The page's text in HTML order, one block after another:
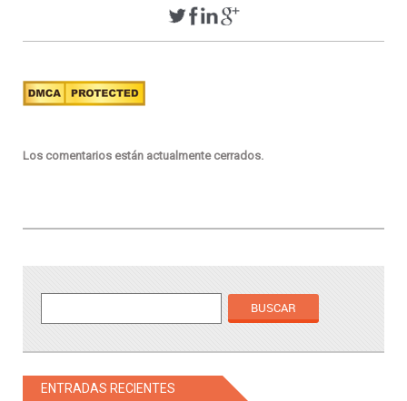
Los comentarios están actualmente cerrados.
ENTRADAS RECIENTES